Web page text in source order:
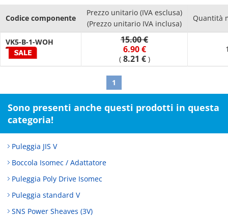
Codice componente
Prezzo unitario (IVA esclusa)
(Prezzo unitario IVA inclusa)
Quantità
VK5-B-1-WOH
15.00 €
6.90 €
( 8.21 € )
1
Sono presenti anche questi prodotti in questa
categoria!
Puleggia JIS V
Boccola Isomec / Adattatore
Puleggia Poly Drive Isomec
Puleggia standard V
SNS Power Sheaves (3V)